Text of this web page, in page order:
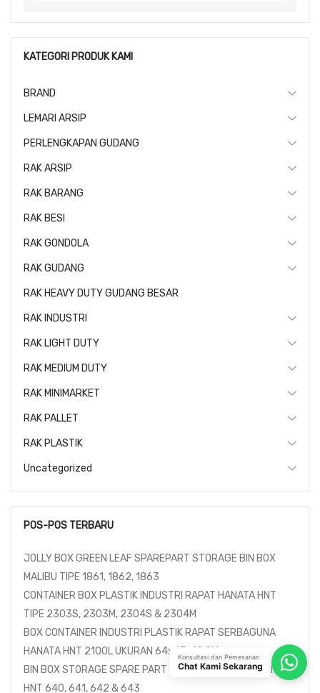
KATEGORI PRODUK KAMI
BRAND
LEMARI ARSIP
PERLENGKAPAN GUDANG
RAK ARSIP
RAK BARANG
RAK BESI
RAK GONDOLA
RAK GUDANG
RAK HEAVY DUTY GUDANG BESAR
RAK INDUSTRI
RAK LIGHT DUTY
RAK MEDIUM DUTY
RAK MINIMARKET
RAK PALLET
RAK PLASTIK
Uncategorized
POS-POS TERBARU
JOLLY BOX GREEN LEAF SPAREPART STORAGE BIN BOX
MALIBU TIPE 1861, 1862, 1863
CONTAINER BOX PLASTIK INDUSTRI RAPAT HANATA HNT
TIPE 2303S, 2303M, 2304S & 2304M
BOX CONTAINER INDUSTRI PLASTIK RAPAT SERBAGUNA
HANATA HNT 2100L UKURAN 64x43x18 CM
BIN BOX STORAGE SPARE PART SERBAGUNA HANATA TIPE
HNT 640, 641, 642 & 643
Konsultasi dan Pemesanan
Chat Kami Sekarang